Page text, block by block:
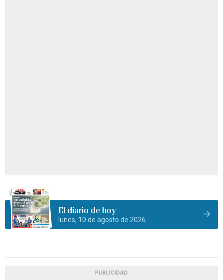
El diario de hoy
lunes, 10 de agosto de 2026
PUBLICIDAD